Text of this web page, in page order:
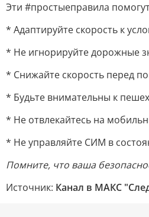
Эти #простыеправила
* Адаптируйте скорость к
* Не игнорируйте дорожные
* Снижайте скорость перед
* Будьте внимательны к
* Не отвлекайтесь на
* Не управляйте СИМ в
Помните, что ваша
Источник: Канал в МАКС